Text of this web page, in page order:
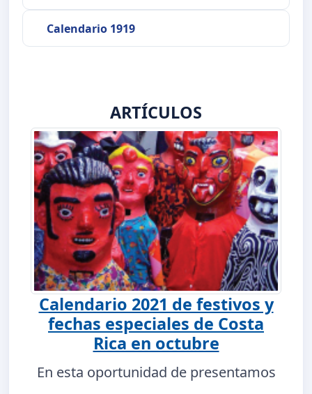
Calendario 1919
ARTÍCULOS
Calendario 2021 de festivos y
fechas especiales de Costa
Rica en octubre
En esta oportunidad de presentamos